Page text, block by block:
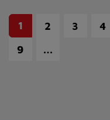
1 2 3 4
9
…